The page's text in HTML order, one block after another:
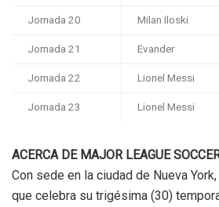
Jornada 20
Milan Iloski
Jornada 21
Evander
Jornada 22
Lionel Messi
Jornada 23
Lionel Messi
ACERCA DE MAJOR LEAGUE
Con sede en la ciudad de Nueva
que celebra su trigésima (30)